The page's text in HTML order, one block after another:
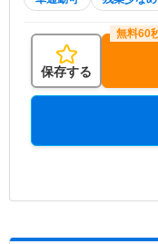
保存する